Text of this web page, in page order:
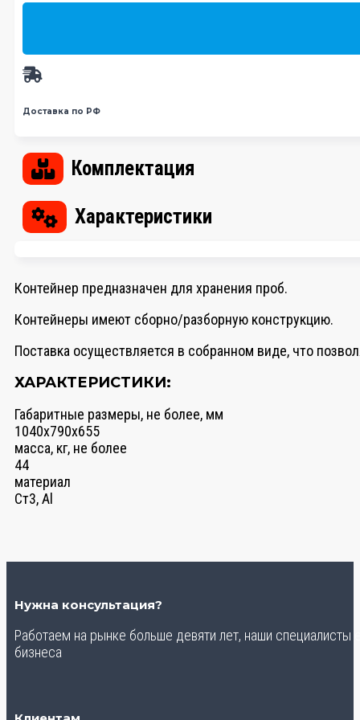
Доставка по РФ
Комплектация
Характеристики
Контейнер предназначен для хранения проб.
Контейнеры имеют сборно/разборную конструкцию.
Поставка осуществляется в собранном виде, что
ХАРАКТЕРИСТИКИ:
Габаритные размеры, не более, мм
1040x790x655
масса, кг, не более
44
материал
Ст3, Al
Нужна консультация?
Работаем на рынке больше девяти лет, наши
бизнеса